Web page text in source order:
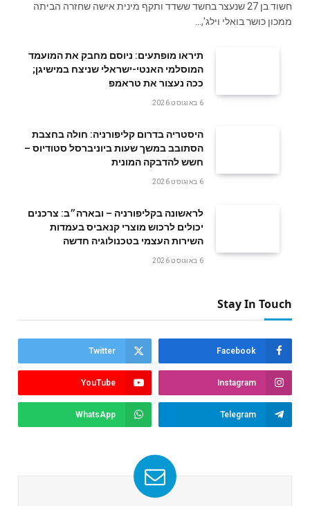
חשוד בן 27 שנעצר בחשד ששדד ותקף מינית אישה שחזרה הביתה
ממכון כושר בואלי וילג',…
תיראו מופתעים: ניוסם מחבק את המועמד
המוסלמי האנטי-ישראלי שניצח במישיגן;
ככה נעצור את טראמפ
6 באוגוסט 2026
היסטריה בדרום קליפורניה: חולה בחצבת
הסתובב במשך שעות ביוניברסל סטודיוס –
חשש להדבקה המונית
6 באוגוסט 2026
לראשונה בקליפורניה – ובארה״ב: צרכנים
יכולים לרכוש מוצרי קנאביס בעמדות
השירות העצמי בטכנולוגיה חדשה
6 באוגוסט 2026
Stay In Touch
Facebook
Twitter
Instagram
YouTube
Telegram
WhatsApp